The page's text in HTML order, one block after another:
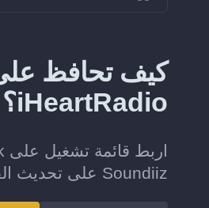
iHeartRadio؟
Soundiiz على تحديث القائمة الوجهة.